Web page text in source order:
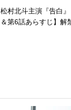
松村北斗主演『告白
＆第6話あらすじ】解